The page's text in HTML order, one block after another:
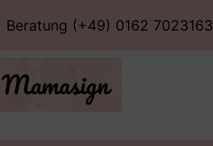
Beratung (+49) 0162 7023163